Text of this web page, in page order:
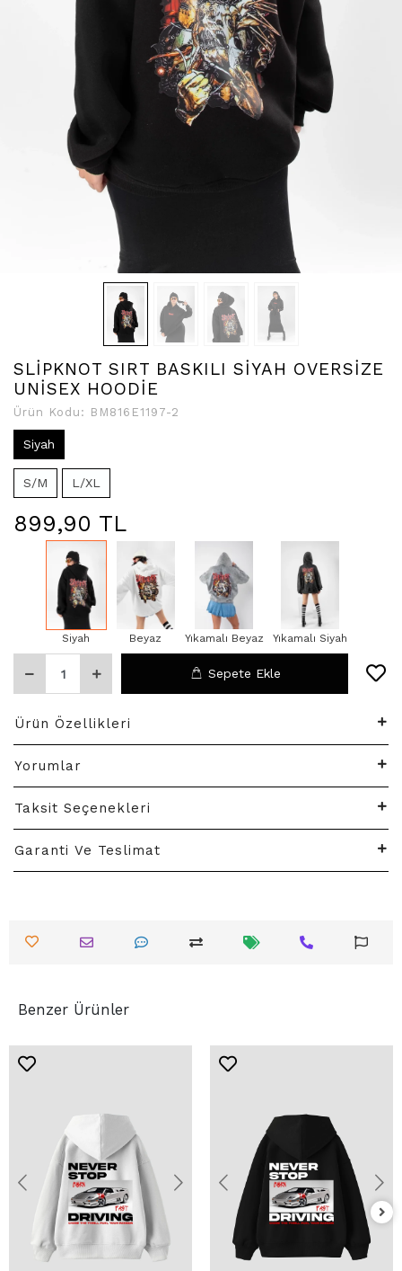
SLİPKNOT SIRT BASKILI SİYAH OVERSİZE
UNİSEX HOODİE
Ürün Kodu: BM816E1197-2
Siyah
S/M L/XL
899,90 TL
Siyah Beyaz Yıkamalı Beyaz Yıkamalı Siyah
Sepete Ekle
Ürün Özellikleri
Yorumlar
Taksit Seçenekleri
Garanti Ve Teslimat
Benzer Ürünler